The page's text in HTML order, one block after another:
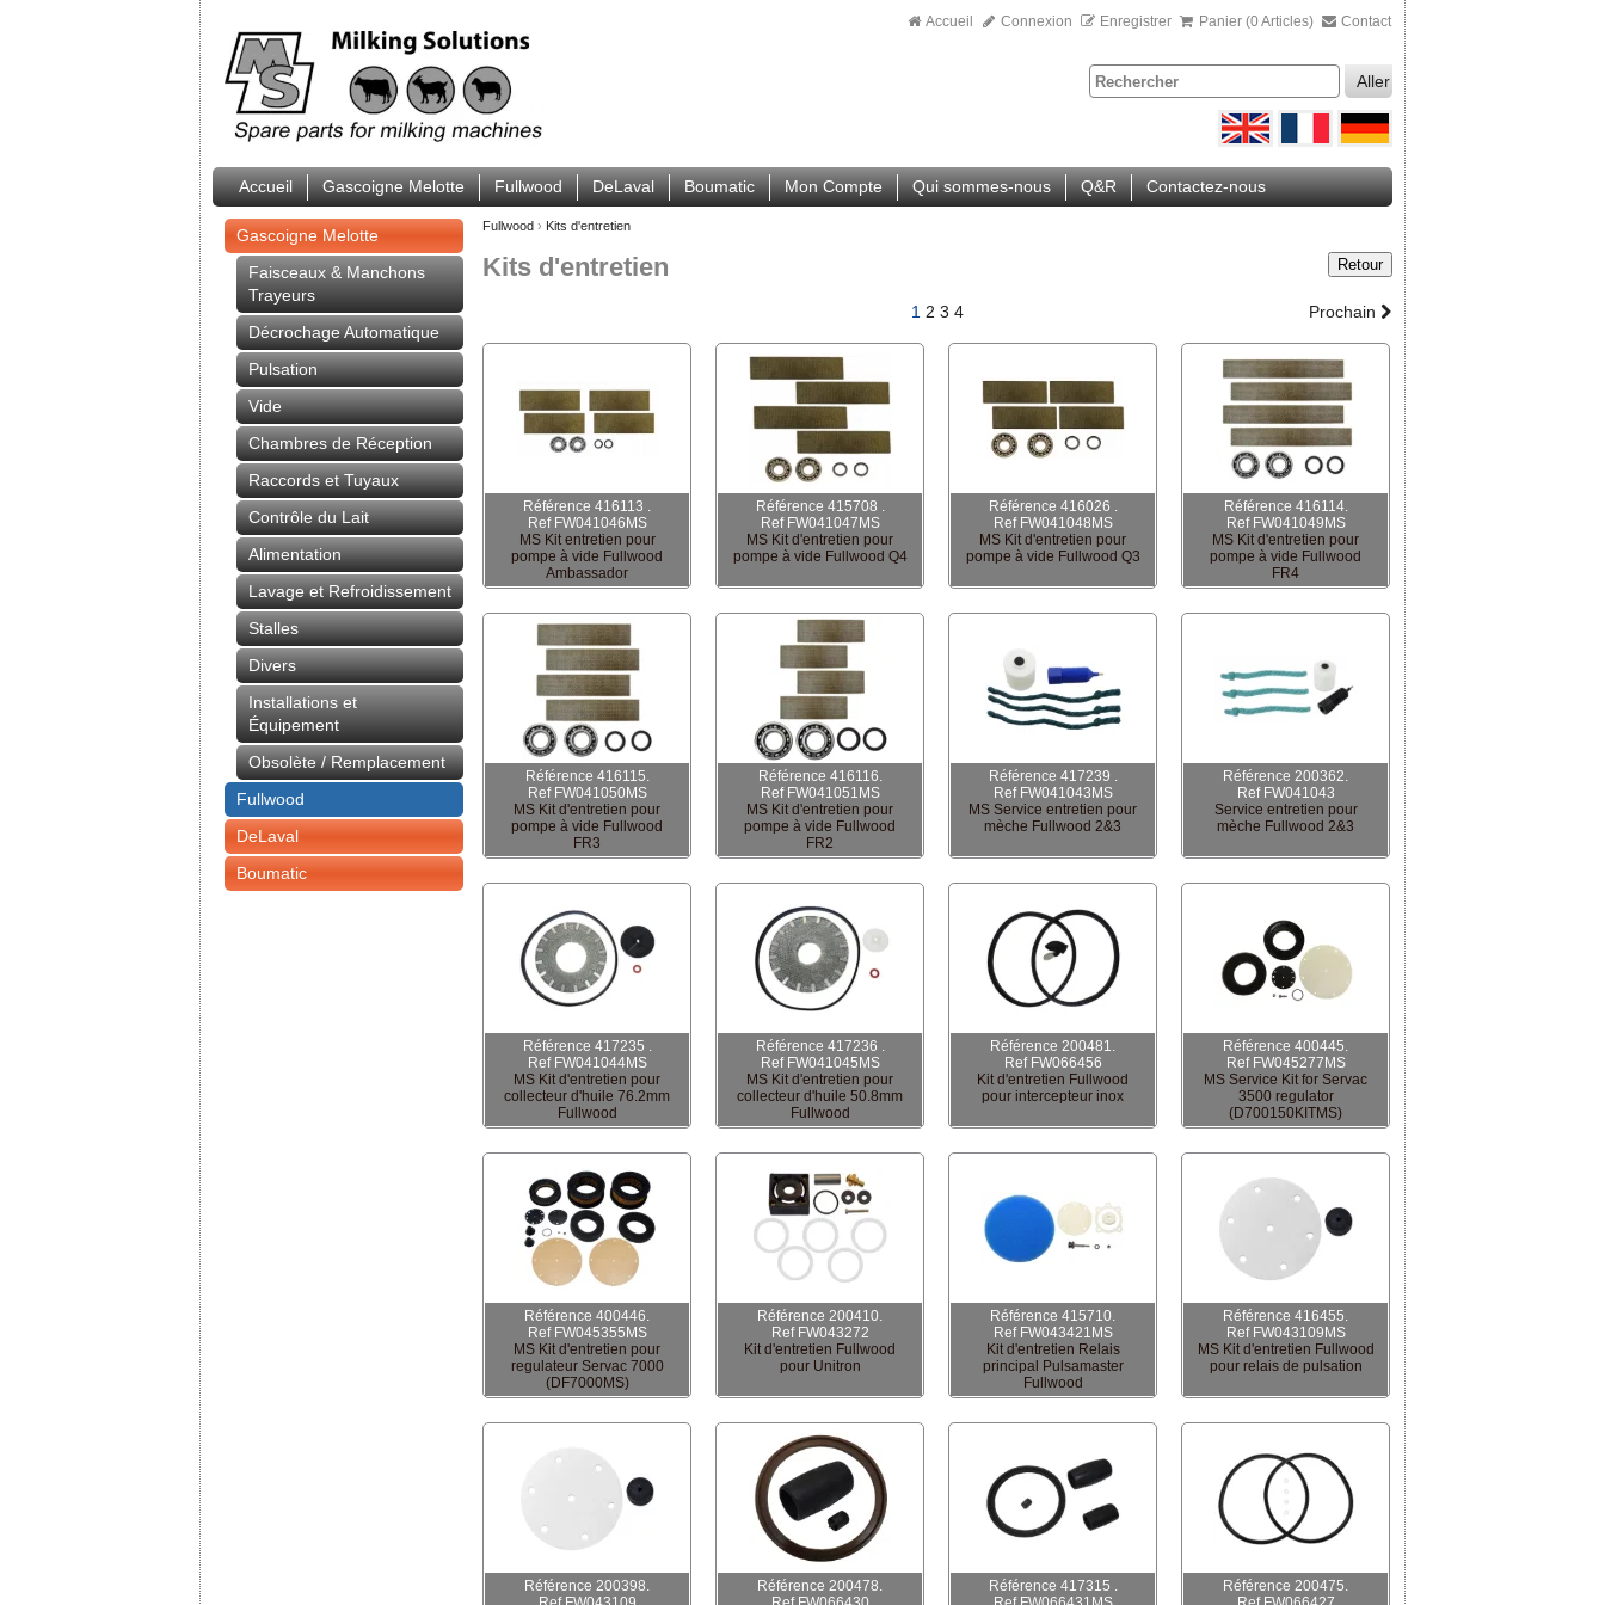
Accueil Connexion Enregistrer Panier (0 Articles) Contact
Aller
Accueil Gascoigne Melotte Fullwood DeLaval Boumatic Mon Compte Qui sommes-nous Q&R Contactez-nous
Gascoigne Melotte
Faisceaux & Manchons
Trayeurs
Décrochage Automatique
Pulsation
Vide
Chambres de Réception
Raccords et Tuyaux
Contrôle du Lait
Alimentation
Lavage et Refroidissement
Stalles
Divers
Installations et
Équipement
Obsolète / Remplacement
Fullwood
DeLaval
Boumatic
Fullwood › Kits d'entretien
Retour
Kits d'entretien
1 2 3 4 Prochain
Référence 416113 .
Ref FW041046MS
MS Kit entretien pour
pompe à vide Fullwood
Ambassador
Référence 415708 .
Ref FW041047MS
MS Kit d'entretien pour
pompe à vide Fullwood Q4
Référence 416026 .
Ref FW041048MS
MS Kit d'entretien pour
pompe à vide Fullwood Q3
Référence 416114.
Ref FW041049MS
MS Kit d'entretien pour
pompe à vide Fullwood
FR4
Référence 416115.
Ref FW041050MS
MS Kit d'entretien pour
pompe à vide Fullwood
FR3
Référence 416116.
Ref FW041051MS
MS Kit d'entretien pour
pompe à vide Fullwood
FR2
Référence 417239 .
Ref FW041043MS
MS Service entretien pour
mèche Fullwood 2&3
Référence 200362.
Ref FW041043
Service entretien pour
mèche Fullwood 2&3
Référence 417235 .
Ref FW041044MS
MS Kit d'entretien pour
collecteur d'huile 76.2mm
Fullwood
Référence 417236 .
Ref FW041045MS
MS Kit d'entretien pour
collecteur d'huile 50.8mm
Fullwood
Référence 200481.
Ref FW066456
Kit d'entretien Fullwood
pour intercepteur inox
Référence 400445.
Ref FW045277MS
MS Service Kit for Servac
3500 regulator
(D700150KITMS)
Référence 400446.
Ref FW045355MS
MS Kit d'entretien pour
regulateur Servac 7000
(DF7000MS)
Référence 200410.
Ref FW043272
Kit d'entretien Fullwood
pour Unitron
Référence 415710.
Ref FW043421MS
Kit d'entretien Relais
principal Pulsamaster
Fullwood
Référence 416455.
Ref FW043109MS
MS Kit d'entretien Fullwood
pour relais de pulsation
Référence 200398.
Référence 200478.
Référence 417315 .
Référence 200475.